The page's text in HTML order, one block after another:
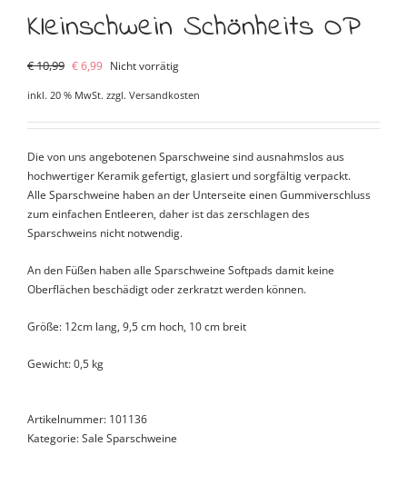
Kleinschwein Schönheits OP
€10,99 Ursprünglicher
war:
€ 10,99
€6,99Aktueller
ist:
€ 6,99.
Nicht vorrätig
inkl. 20 % MwSt. zzgl. Versandkosten
Die von uns angebotenen Sparschweine sind ausnahmslos aus
hochwertiger Keramik gefertigt, glasiert und sorgfältig verpackt.
Alle Sparschweine haben an der Unterseite einen Gummiverschluss
zum einfachen Entleeren, daher ist das zerschlagen des
Sparschweins nicht notwendig.
An den Füßen haben alle Sparschweine Softpads damit keine
Oberflächen beschädigt oder zerkratzt werden können.
Größe: 12cm lang, 9,5 cm hoch, 10 cm breit
Gewicht: 0,5 kg
Artikelnummer: 101136
Kategorie:Sale Sparschweine